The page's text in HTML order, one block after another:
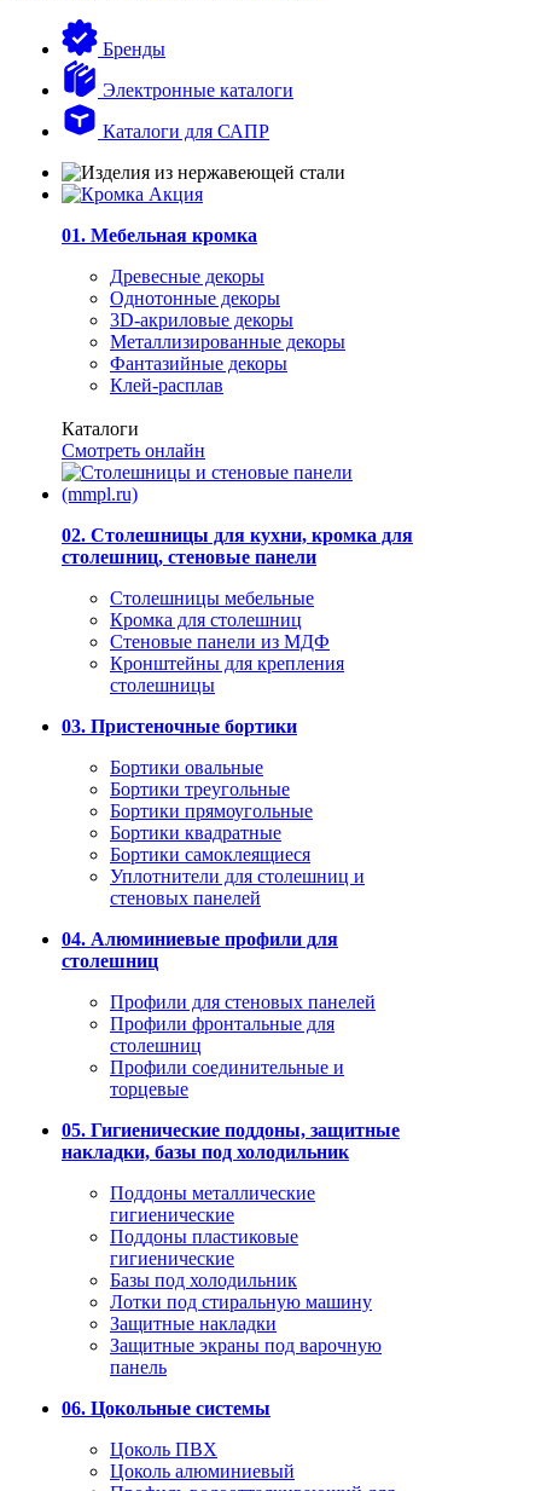
Бренды
Электронные каталоги
Каталоги для САПР
01. Мебельная кромка
Древесные декоры
Однотонные декоры
3D-акриловые декоры
Металлизированные декоры
Фантазийные декоры
Клей-расплав
Каталоги
Смотреть онлайн
02. Столешницы для кухни, кромка для
столешниц, стеновые панели
Столешницы мебельные
Кромка для столешниц
Стеновые панели из МДФ
Кронштейны для крепления
столешницы
03. Пристеночные бортики
Бортики овальные
Бортики треугольные
Бортики прямоугольные
Бортики квадратные
Бортики самоклеящиеся
Уплотнители для столешниц и
стеновых панелей
04. Алюминиевые профили для
столешниц
Профили для стеновых панелей
Профили фронтальные для
столешниц
Профили соединительные и
торцевые
05. Гигиенические поддоны, защитные
накладки, базы под холодильник
Поддоны металлические
гигиенические
Поддоны пластиковые
гигиенические
Базы под холодильник
Лотки под стиральную машину
Защитные накладки
Защитные экраны под варочную
панель
06. Цокольные системы
Цоколь ПВХ
Цоколь алюминиевый